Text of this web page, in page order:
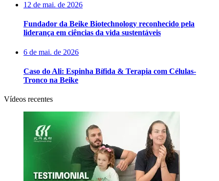
12 de mai. de 2026
Fundador da Beike Biotechnology reconhecido pela
liderança em ciências da vida sustentáveis
6 de mai. de 2026
Caso do Ali: Espinha Bífida & Terapia com Células-
Tronco na Beike
Vídeos recentes